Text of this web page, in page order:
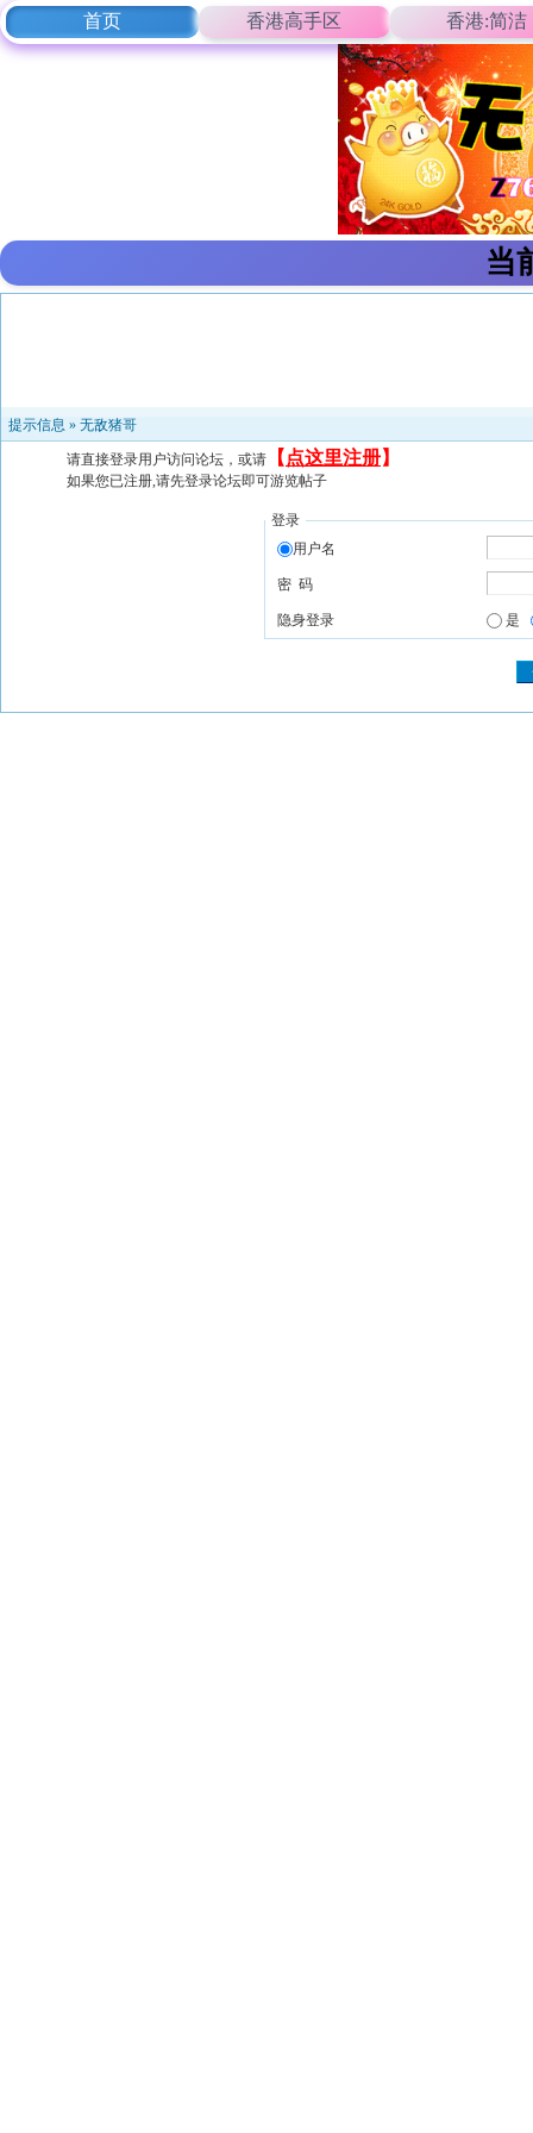
首页 香港高手区 香港:简洁
当
提示信息 » 无敌猪哥
请直接登录用户访问论坛，或请 【 点这里注册】
如果您已注册,请先登录论坛即可游览帖子
登录
用户名
密 码
隐身登录 是